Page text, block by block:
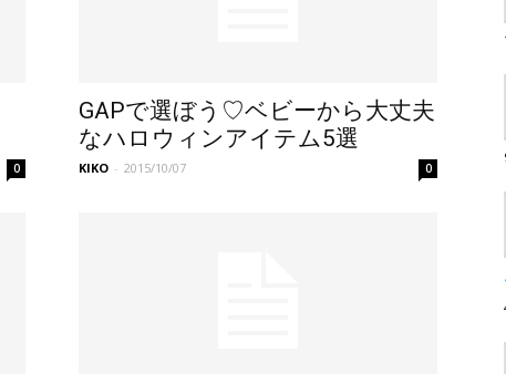
0
GAPで選ぼう♡ベビーから大丈夫
なハロウィンアイテム5選
KIKO - 2015/10/07 0